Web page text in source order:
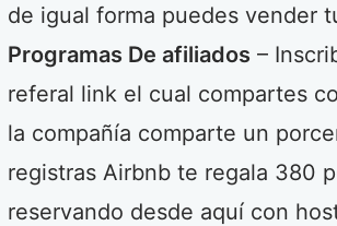
de igual forma puedes vender
Programas De afiliados –
referal link el cual compartes
la compañía comparte un
registras Airbnb te regala 380
reservando desde aquí con